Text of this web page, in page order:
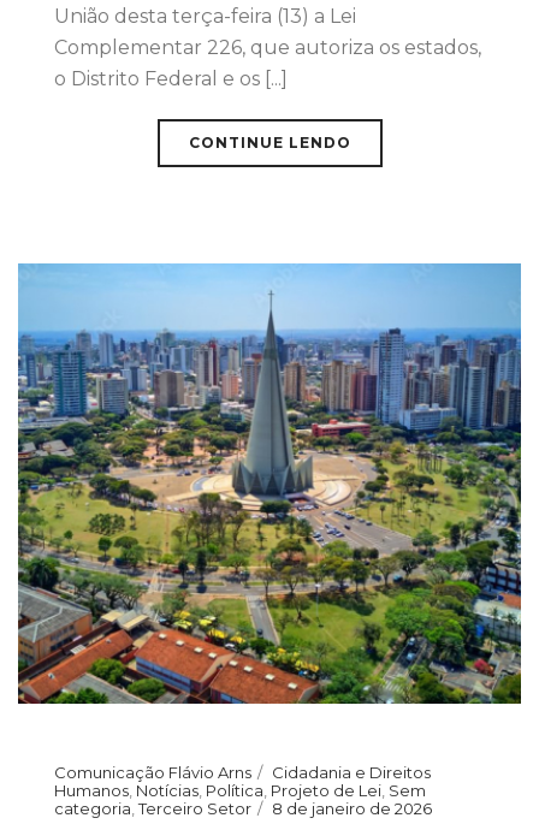
União desta terça-feira (13) a Lei
Complementar 226, que autoriza os estados,
o Distrito Federal e os [...]
CONTINUE LENDO
Comunicação Flávio Arns
Cidadania e Direitos
Humanos Notícias Política Projeto de Lei Sem
categoria ,Terceiro Setor 8 de janeiro de 2026